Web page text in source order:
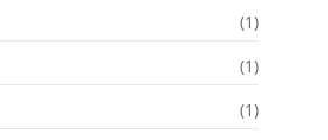
(1)
(1)
(1)